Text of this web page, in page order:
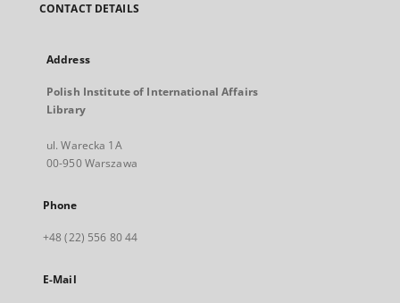
CONTACT DETAILS
Address
Polish Institute of International Affairs
Library
ul. Warecka 1A
00-950 Warszawa
Phone
+48 (22) 556 80 44
E-Mail